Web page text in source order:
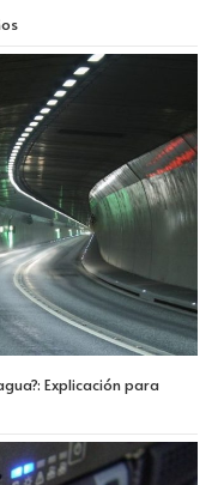
Explicación para